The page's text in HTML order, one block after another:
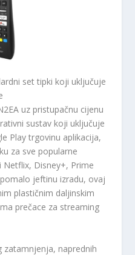
set tipki koji uključuje
uz pristupačnu cijenu
sustav koji uključuje
Play trgovinu aplikacija,
za sve popularne
Netflix, Disney+, Prime
jeftinu izradu, ovaj
plastičnim daljinskim
prečace za streaming
zatamnjenja, naprednih